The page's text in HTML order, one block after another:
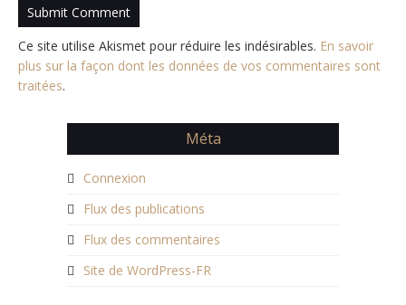
Ce site utilise Akismet pour réduire les indésirables. En savoir
plus sur la façon dont les données de vos commentaires sont
traitées.
Méta
Connexion
Flux des publications
Flux des commentaires
Site de WordPress-FR